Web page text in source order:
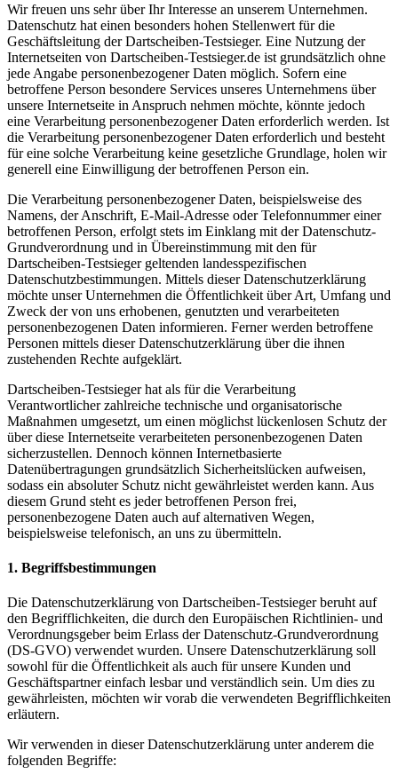
Wir freuen uns sehr über Ihr Interesse an unserem Unternehmen.
Datenschutz hat einen besonders hohen Stellenwert für die
Geschäftsleitung der Dartscheiben-Testsieger. Eine Nutzung der
Internetseiten von Dartscheiben-Testsieger.de ist grundsätzlich ohne
jede Angabe personenbezogener Daten möglich. Sofern eine
betroffene Person besondere Services unseres Unternehmens über
unsere Internetseite in Anspruch nehmen möchte, könnte jedoch
eine Verarbeitung personenbezogener Daten erforderlich werden. Ist
die Verarbeitung personenbezogener Daten erforderlich und besteht
für eine solche Verarbeitung keine gesetzliche Grundlage, holen wir
generell eine Einwilligung der betroffenen Person ein.
Die Verarbeitung personenbezogener Daten, beispielsweise des
Namens, der Anschrift, E-Mail-Adresse oder Telefonnummer einer
betroffenen Person, erfolgt stets im Einklang mit der Datenschutz-
Grundverordnung und in Übereinstimmung mit den für
Dartscheiben-Testsieger geltenden landesspezifischen
Datenschutzbestimmungen. Mittels dieser Datenschutzerklärung
möchte unser Unternehmen die Öffentlichkeit über Art, Umfang und
Zweck der von uns erhobenen, genutzten und verarbeiteten
personenbezogenen Daten informieren. Ferner werden betroffene
Personen mittels dieser Datenschutzerklärung über die ihnen
zustehenden Rechte aufgeklärt.
Dartscheiben-Testsieger hat als für die Verarbeitung
Verantwortlicher zahlreiche technische und organisatorische
Maßnahmen umgesetzt, um einen möglichst lückenlosen Schutz der
über diese Internetseite verarbeiteten personenbezogenen Daten
sicherzustellen. Dennoch können Internetbasierte
Datenübertragungen grundsätzlich Sicherheitslücken aufweisen,
sodass ein absoluter Schutz nicht gewährleistet werden kann. Aus
diesem Grund steht es jeder betroffenen Person frei,
personenbezogene Daten auch auf alternativen Wegen,
beispielsweise telefonisch, an uns zu übermitteln.
1. Begriffsbestimmungen
Die Datenschutzerklärung von Dartscheiben-Testsieger beruht auf
den Begrifflichkeiten, die durch den Europäischen Richtlinien- und
Verordnungsgeber beim Erlass der Datenschutz-Grundverordnung
(DS-GVO) verwendet wurden. Unsere Datenschutzerklärung soll
sowohl für die Öffentlichkeit als auch für unsere Kunden und
Geschäftspartner einfach lesbar und verständlich sein. Um dies zu
gewährleisten, möchten wir vorab die verwendeten Begrifflichkeiten
erläutern.
Wir verwenden in dieser Datenschutzerklärung unter anderem die
folgenden Begriffe: